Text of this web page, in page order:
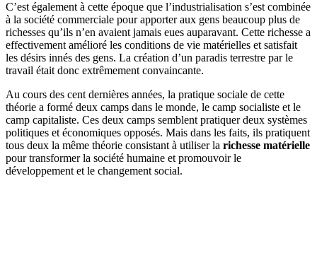
C’est également à cette époque que l’industrialisation s’est combinée
à la société commerciale pour apporter aux gens beaucoup plus de
richesses qu’ils n’en avaient jamais eues auparavant. Cette richesse a
effectivement amélioré les conditions de vie matérielles et satisfait
les désirs innés des gens. La création d’un paradis terrestre par le
travail était donc extrêmement convaincante.
Au cours des cent dernières années, la pratique sociale de cette
théorie a formé deux camps dans le monde, le camp socialiste et le
camp capitaliste. Ces deux camps semblent pratiquer deux systèmes
politiques et économiques opposés. Mais dans les faits, ils pratiquent
tous deux la même théorie consistant à utiliser la richesse matérielle
pour transformer la société humaine et promouvoir le
développement et le changement social.